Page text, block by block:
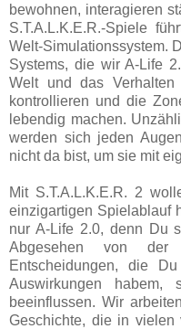
bewohnen, interagieren
S.T.A.L.K.E.R.-Spiele
Welt-Simulationssystem.
Systems, die wir A-Life
Welt und das Verhalten
kontrollieren und die
lebendig machen.
werden sich jeden
nicht da bist, um sie mit
Mit S.T.A.L.K.E.R. 2
einzigartigen Spielablauf
nur A-Life 2.0, denn Du
Abgesehen von der
Entscheidungen, die
Auswirkungen
beeinflussen. Wir
Geschichte, die in vielen